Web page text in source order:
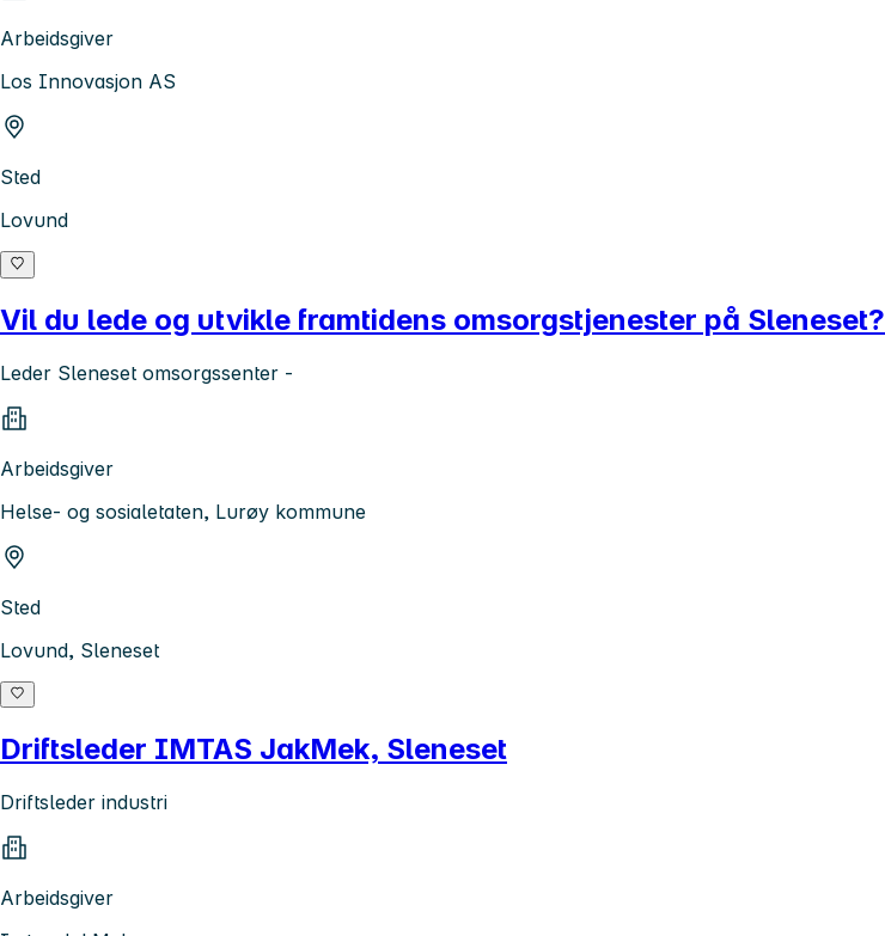
Arbeidsgiver
Los Innovasjon AS
Sted
Lovund
Vil du lede og utvikle framtidens omsorgstjenester på Sleneset?
Leder Sleneset omsorgssenter -
Arbeidsgiver
Helse- og sosialetaten, Lurøy kommune
Sted
Lovund, Sleneset
Driftsleder IMTAS JakMek, Sleneset
Driftsleder industri
Arbeidsgiver